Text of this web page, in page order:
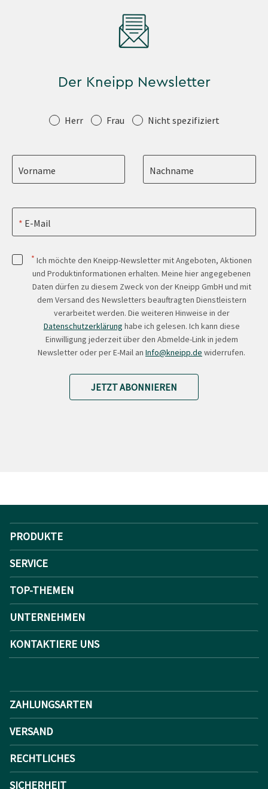
Der Kneipp Newsletter
Anrede Herr Frau Nicht spezifiziert
Vorname Nachname
E-Mail
* Ich möchte den Kneipp-Newsletter mit Angeboten, Aktionen
und Produktinformationen erhalten. Meine hier angegebenen
Daten dürfen zu diesem Zweck von der Kneipp GmbH und mit
dem Versand des Newsletters beauftragten Dienstleistern
verarbeitet werden. Die weiteren Hinweise in der
Datenschutzerklärung habe ich gelesen. Ich kann diese
Einwilligung jederzeit über den Abmelde-Link in jedem
Newsletter oder per E-Mail an Info@kneipp.de widerrufen.
JETZT ABONNIEREN
PRODUKTE
SERVICE
TOP-THEMEN
UNTERNEHMEN
KONTAKTIERE UNS
ZAHLUNGSARTEN
VERSAND
RECHTLICHES
SICHERHEIT